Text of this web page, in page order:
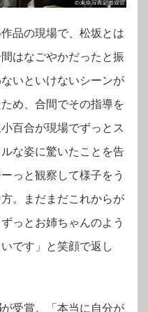
品の現場で、松坂とは
はなごやかだったと振
いといけないシーンが
め、合間でその指導を
百合が現場でずっとス
な姿に驚いたことを告
っと観察して様子をう
。まだまだこれからが
っとお姉ちゃんのよう
です」と笑顔で返し
が受賞。「本当に自分が